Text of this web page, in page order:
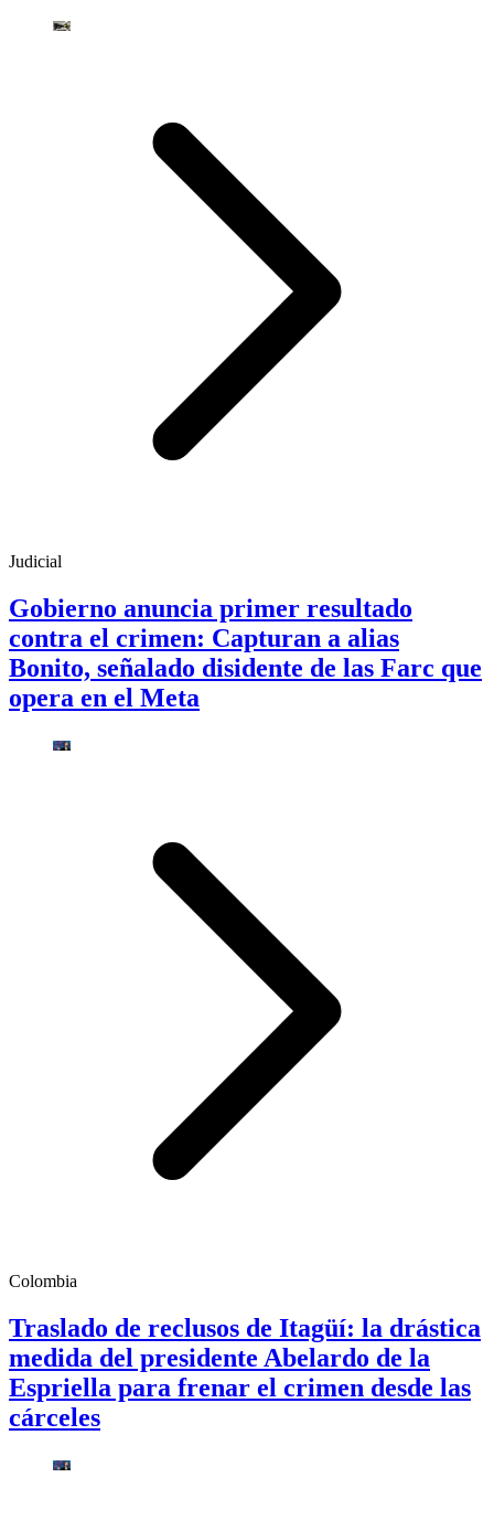
Judicial
Gobierno anuncia primer resultado
contra el crimen: Capturan a alias
Bonito, señalado disidente de las Farc que
opera en el Meta
Colombia
Traslado de reclusos de Itagüí: la drástica
medida del presidente Abelardo de la
Espriella para frenar el crimen desde las
cárceles